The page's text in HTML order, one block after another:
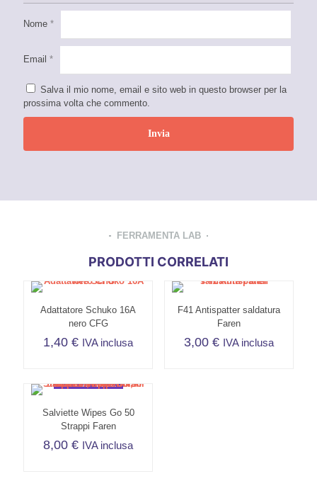
Nome *
Email *
Salva il mio nome, email e sito web in questo browser per la
prossima volta che commento.
FERRAMENTA LAB
PRODOTTI CORRELATI
Adattatore Schuko 16A
nero CFG
1,40€ IVA inclusa
F41 Antispatter saldatura
Faren
3,00 € IVA inclusa
SOTTOPREZZO
Salviette Wipes Go 50
Strappi Faren
8,00€ IVA inclusa